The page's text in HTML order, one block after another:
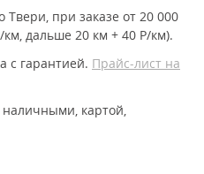
Твери, при заказе от 20 000
дальше 20 км + 40 Р/км).
с гарантией. Прайс-лист на
картой,